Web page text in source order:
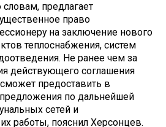
предлагает
право
на заключение нового
теплоснабжения, систем
Не ранее чем за
действующего соглашения
предоставить в
по дальнейшей
сетей и
работы, пояснил Херсонцев.